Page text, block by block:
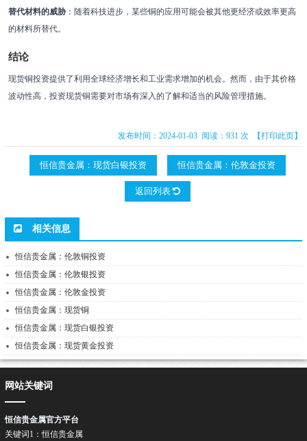
替代材料的威胁：随着科技进步，某些铜的应用可能会被其他更经济或效率更高
的材料所替代。
结论
现货铜投资提供了利用全球经济增长和工业需求增加的机会。然而，由于其价格
波动性高，投资现货铜需要对市场有深入的了解和适当的风险管理措施。
发布时间：2024-01-03 阅读：931 次 【打印此页】
恒信贵金属：现货白银投资 恒信贵金属：伦敦金投资
返回列表
相关信息
恒信贵金属：伦敦铜投资
恒信贵金属：伦敦银投资
恒信贵金属：伦敦金投资
恒信贵金属：现货铜
恒信贵金属：现货白银投资
恒信贵金属：现货黄金投资
网站关键词
恒信贵金属官方平台
关键词1：恒信贵金属